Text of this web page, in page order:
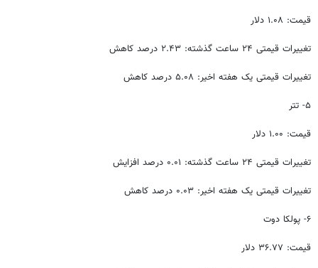
قیمت: ۱.۰۸ دلار
تغییرات قیمتی ۲۴ ساعت گذشته: ۲.۴۳ درصد کاهش
تغییرات قیمتی یک هفته اخیر: ۵.۰۸ درصد کاهش
۵- تتر
قیمت: ۱.۰۰ دلار
تغییرات قیمتی ۲۴ ساعت گذشته: ۰.۰۱ درصد افزایش
تغییرات قیمتی یک هفته اخیر: ۰.۰۳ درصد کاهش
۶- پولکا دوت
قیمت: ۳۶.۷۷ دلار